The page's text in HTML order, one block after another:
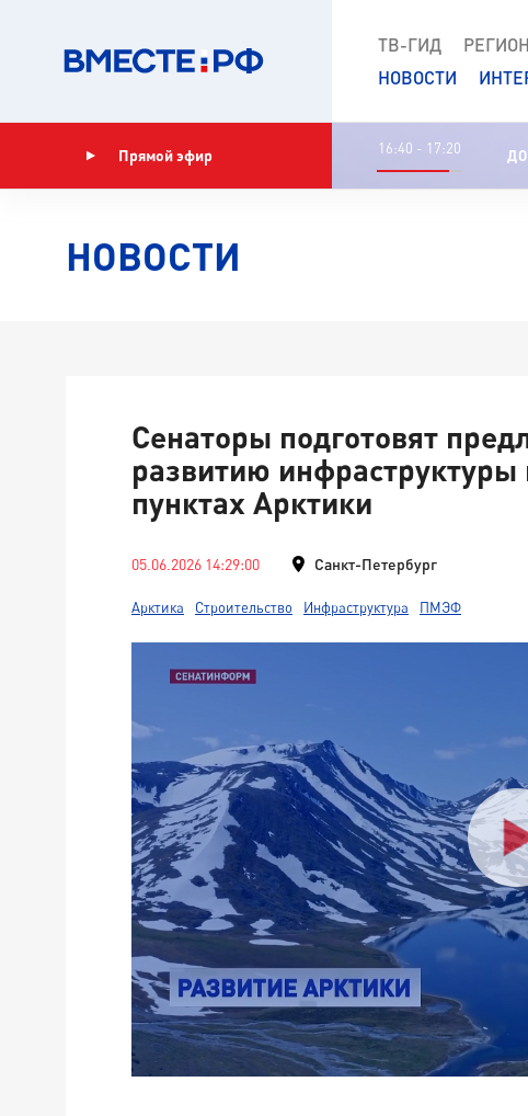
ТВ-ГИД
НОВОСТИ
Прямой эфир 16:40 - 17:20
НОВОСТИ
Сенаторы подготовят
развитию
пунктах Арктики
05.06.2026 14:29:00 Санкт-Петербург
Арктика Строительство Инфраструктура ПМЭФ